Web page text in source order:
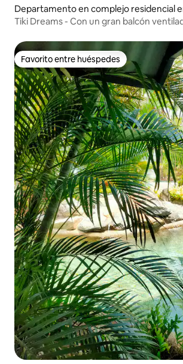
Departamento en complejo residencial
ramatta Park
Tiki Dreams - Con un gran balcón
Favorito entre huéspedes
Favorito entre huéspedes